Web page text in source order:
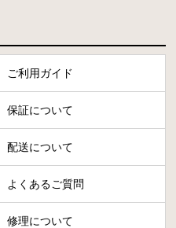
ご利用ガイド
保証について
配送について
よくあるご質問
修理について